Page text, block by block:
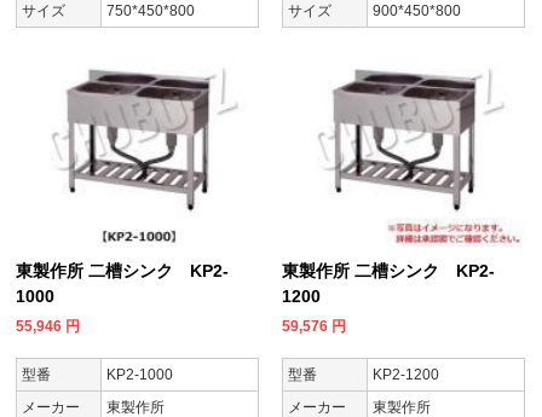
サイズ
750*450*800
サイズ
900*450*800
東製作所 二槽シンク KP2-
1000
55,946 円
型番
KP2-1000
メーカー
東製作所
東製作所 二槽シンク KP2-
1200
59,576 円
型番
KP2-1200
メーカー
東製作所